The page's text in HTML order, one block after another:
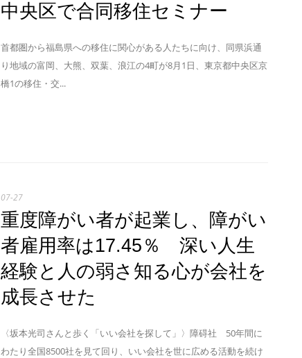
中央区で合同移住セミナー
首都圏から福島県への移住に関心がある人たちに向け、同県浜通
り地域の富岡、大熊、双葉、浪江の4町が8月1日、東京都中央区京
橋1の移住・交...
07-27
重度障がい者が起業し、障がい
者雇用率は17.45％ 深い人生
経験と人の弱さ知る心が会社を
成長させた
〈坂本光司さんと歩く「いい会社を探して」〉障碍社 50年間に
わたり全国8500社を見て回り、いい会社を世に広める活動を続け